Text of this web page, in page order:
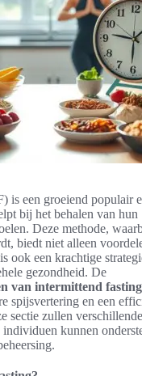
is een groeiend populair
bij het behalen van hun
Deze methode,
biedt niet alleen
ook een krachtige
gezondheid. De
van intermittend fasting
spijsvertering en een
sectie zullen
kunnen